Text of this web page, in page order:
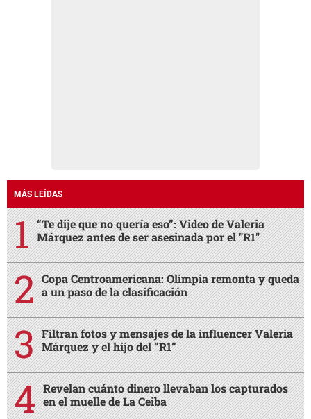
MÁS LEÍDAS
“Te dije que no quería eso”: Video de Valeria
Márquez antes de ser asesinada por el "R1"
Copa Centroamericana: Olimpia remonta y queda
a un paso de la clasificación
Filtran fotos y mensajes de la influencer Valeria
Márquez y el hijo del “R1”
Revelan cuánto dinero llevaban los capturados
en el muelle de La Ceiba